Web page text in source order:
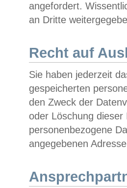
angefordert.
an Dritte
Recht auf
Sie haben jederzeit
gespeicherten
den Zweck der
oder Löschung
personenbezogene
angegebenen